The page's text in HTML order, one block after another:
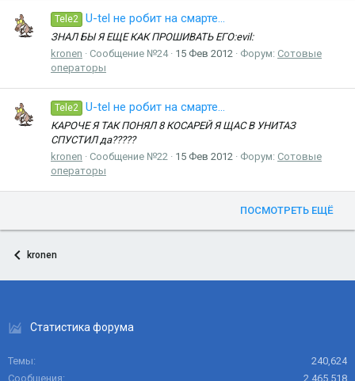
Tele2 U-tel не робит на смарте...
ЗНАЛ БЫ Я ЕЩЕ КАК ПРОШИВАТЬ ЕГО:evil:
kronen
Сообщение №24 15 Фев 2012 Форум: Сотовые
операторы
Tele2 U-tel не робит на смарте...
КАРОЧЕ Я ТАК ПОНЯЛ 8 КОСАРЕЙ Я ЩАС В УНИТАЗ
СПУСТИЛ да?????
kronen
Сообщение №22 15 Фев 2012 Форум: Сотовые
операторы
ПОСМОТРЕТЬ ЕЩЁ
kronen
Статистика форума
Темы
240,624
Сообщения
2,465,518